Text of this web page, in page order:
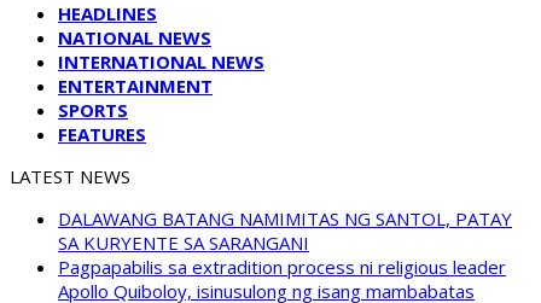
HEADLINES
NATIONAL NEWS
INTERNATIONAL NEWS
ENTERTAINMENT
SPORTS
FEATURES
LATEST NEWS
DALAWANG BATANG NAMIMITAS NG SANTOL, PATAY
SA KURYENTE SA SARANGANI
Pagpapabilis sa extradition process ni religious leader
Apollo Quiboloy, isinusulong ng isang mambabatas